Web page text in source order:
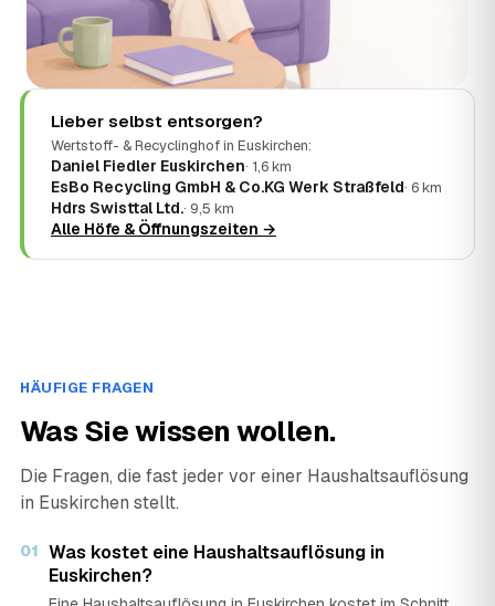
Lieber selbst entsorgen?
Wertstoff- & Recyclinghof in Euskirchen:
Daniel Fiedler Euskirchen· 1,6 km
EsBo Recycling GmbH & Co.KG Werk Straßfeld· 6 km
Hdrs Swisttal Ltd.· 9,5 km
Alle Höfe & Öffnungszeiten →
HÄUFIGE FRAGEN
Was Sie wissen wollen.
Die Fragen, die fast jeder vor einer Haushaltsauflösung
in Euskirchen stellt.
01 Was kostet eine Haushaltsauflösung in
Euskirchen?